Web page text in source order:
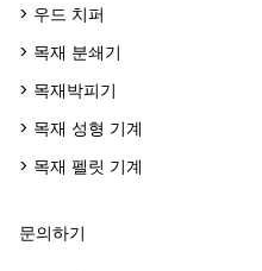
> 우드 치퍼
> 목재 분쇄기
> 목재박피기
> 목재 성형 기계
> 목재 펠릿 기계
문의하기